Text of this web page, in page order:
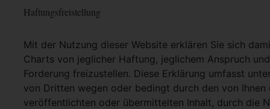
Haftungsfreistellung
Mit der Nutzung dieser Website erklären Sie sich
Charts von jeglicher Haftung, jeglichem Anspruch
Forderung freizustellen. Diese Erklärung umfasst
von Dritten wegen oder bedingt durch den von Ihnen
veröffentlichten oder übermittelten Inhalt, durch die